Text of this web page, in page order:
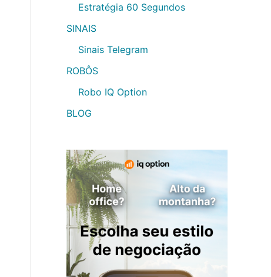
Estratégia 60 Segundos
SINAIS
Sinais Telegram
ROBÔS
Robo IQ Option
BLOG